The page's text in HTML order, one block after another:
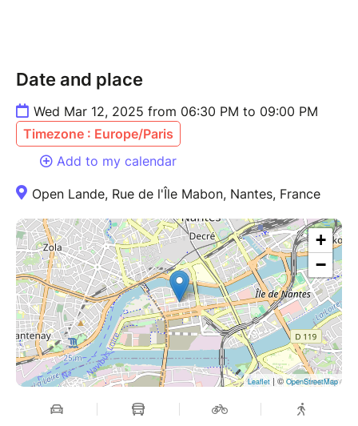
A bientôt !
Date and place
Wed Mar 12, 2025 from 06:30 PM to 09:00 PM
Timezone : Europe/Paris
Add to my calendar
Open Lande, Rue de l'Île Mabon, Nantes, France
+
−
Leaflet | ©OpenStreetMap